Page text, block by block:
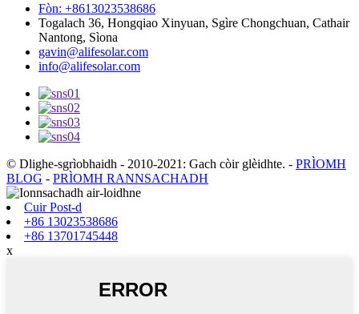
Fòn: +8613023538686
Togalach 36, Hongqiao Xinyuan, Sgìre Chongchuan, Cathair
Nantong, Sìona
gavin@alifesolar.com
info@alifesolar.com
© Dlighe-sgrìobhaidh - 2010-2021: Gach còir glèidhte. - PRÌOMH
BLOG - PRÌOMH RANNSACHADH
Cuir Post-d
+86 13023538686
+86 13701745448
x